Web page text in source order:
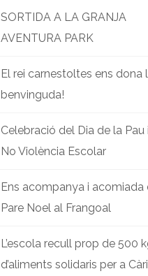
SORTIDA A LA GRANJA
AVENTURA PARK
El rei carnestoltes ens dona
benvinguda!
Celebració del Dia de la Pau
No Violència Escolar
Ens acompanya i acomiada
Pare Noel al Frangoal
L’escola recull prop de 500
d’aliments solidaris per a